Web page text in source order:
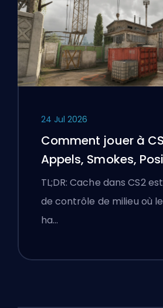
24 Jul 2026
Comment jouer à
Appels, Smokes,
Conseils Premier
TL;DR: Cache dans CS2
de contrôle de milieu où
ha…